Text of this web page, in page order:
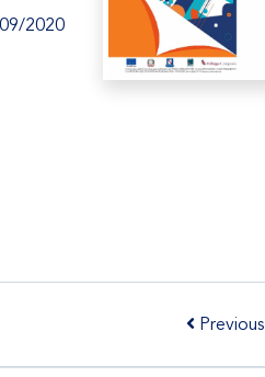
2020
Previous